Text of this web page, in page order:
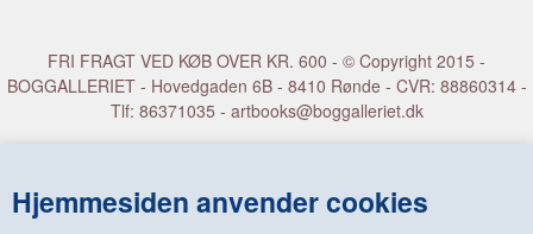
Hjemmesiden anvender cookies
Vis kurv (0,00 DKK)
FRI FRAGT VED KØB OVER KR. 600 - © Copyright 2015 -
BOGGALLERIET - Hovedgaden 6B - 8410 Rønde - CVR: 88860314 -
Tlf: 86371035 - artbooks@boggalleriet.dk